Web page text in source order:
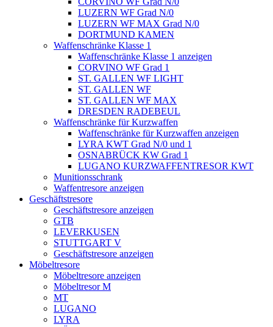
LUZERN WF Grad N/0
LUZERN WF MAX Grad N/0
DORTMUND KAMEN
Waffenschränke Klasse 1
Waffenschränke Klasse 1 anzeigen
CORVINO WF Grad 1
ST. GALLEN WF LIGHT
ST. GALLEN WF
ST. GALLEN WF MAX
DRESDEN RADEBEUL
Waffenschränke für Kurzwaffen
Waffenschränke für Kurzwaffen anzeigen
LYRA KWT Grad N/0 und 1
OSNABRÜCK KW Grad 1
LUGANO KURZWAFFENTRESOR KWT
Munitionsschrank
Waffentresore anzeigen
Geschäftstresore
Geschäftstresore anzeigen
GTB
LEVERKUSEN
STUTTGART V
Geschäftstresore anzeigen
Möbeltresore
Möbeltresore anzeigen
Möbeltresor M
MT
LUGANO
LYRA